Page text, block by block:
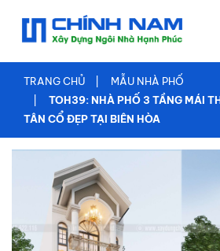
TRANG
CHỦ
GIỚI
THIỆU
XÂY
VẤN
THIẾT
TRANG CHỦ
MẪU NHÀ PHỐ
TOH39: NHÀ PHỐ 3 TẦNG MÁI
TÂN CỔ ĐẸP TẠI BIÊN HÒA